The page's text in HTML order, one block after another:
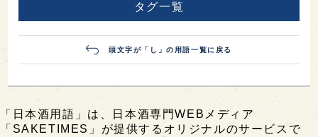
タグ一覧
頭文字が「し」の用語一覧に戻る
「日本酒用語」は、日本酒専門WEBメディア
「SAKETIMES」が提供するオリジナルのサービスで